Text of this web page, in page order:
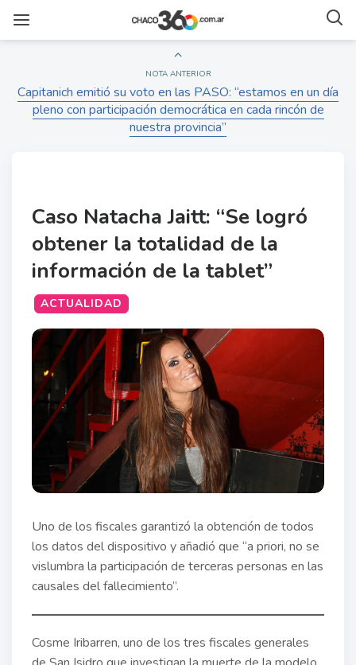
NOTA ANTERIOR
Capitanich emitió su voto en las PASO: “estamos en un día
pleno con participación democrática en cada rincón de
nuestra provincia”
Caso Natacha Jaitt: “Se logró
obtener la totalidad de la
información de la tablet”
ACTUALIDAD
Uno de los fiscales garantizó la obtención de todos
los datos del dispositivo y añadió que “a priori, no se
vislumbra la participación de terceras personas en las
causales del fallecimiento”.
Cosme Iribarren, uno de los tres fiscales generales